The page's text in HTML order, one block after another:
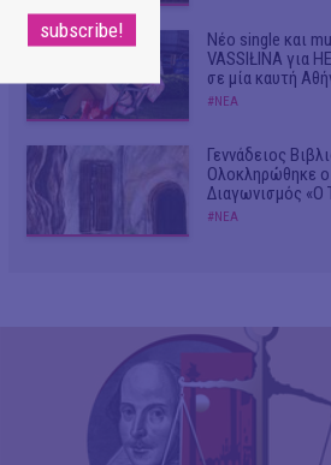
Νέο single και
VASSIŁINA για
σε μία καυτή
#ΝΕΑ
Γεννάδειος
Ολοκληρώθηκε
Διαγωνισμός «Ο
#ΝΕΑ